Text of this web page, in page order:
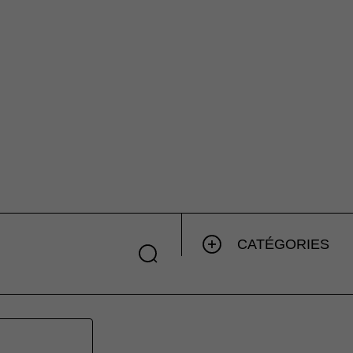
CATÉGORIES